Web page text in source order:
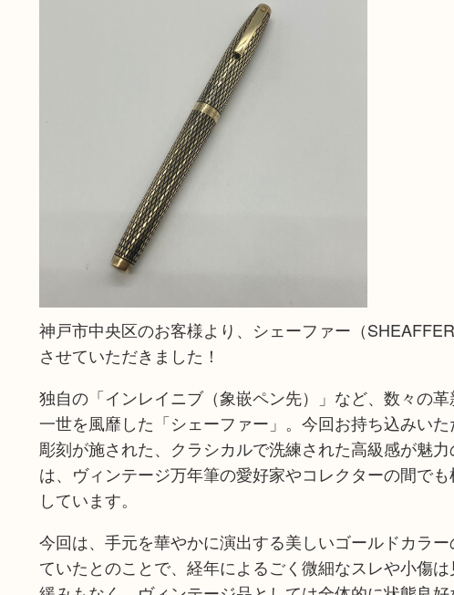
神戸市中央区のお客様より、シェーファー（
させていただきました！
独自の「インレイニブ（象嵌ペン先）」など、数々の
一世を風靡した「シェーファー」。今回お持ち込みい
彫刻が施された、クラシカルで洗練された高級感が魅
は、ヴィンテージ万年筆の愛好家やコレクターの間で
しています。
今回は、手元を華やかに演出する美しいゴールドカラ
ていたとのことで、経年によるごく微細なスレや小傷